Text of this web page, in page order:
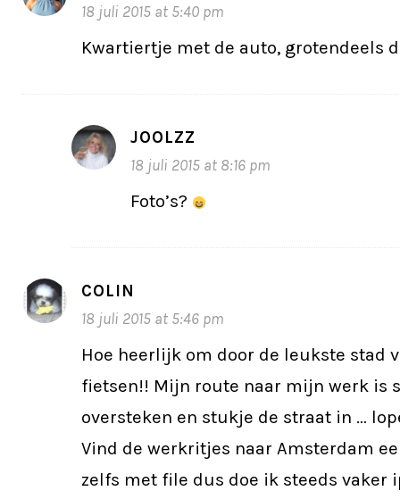
18 juli 2015 at 5:40 pm
Kwartiertje met de auto, grotendeels
JOOLZZ
18 juli 2015 at 8:16 pm
Foto’s?
COLIN
18 juli 2015 at 5:46 pm
Hoe heerlijk om door de leukste stad
fietsen!! Mijn route naar mijn werk is
oversteken en stukje de straat in …
Vind de werkritjes naar Amsterdam
zelfs met file dus doe ik steeds vaker